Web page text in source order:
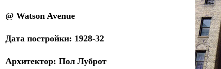
@ Watson Avenue
Дата постройки: 1928-32
Архитектор: Пол Луброт